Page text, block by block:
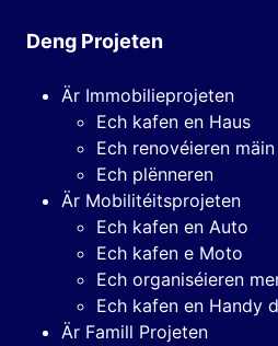
Deng Projeten
Är Immobilieprojeten
Ech kafen en Haus
Ech renovéieren
Ech plënneren
Är Mobilitéitsprojeten
Ech kafen en Auto
Ech kafen e Moto
Ech organiséieren
Ech kafen en Handy
Är Famill Projeten